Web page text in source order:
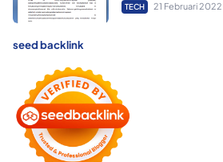
TECH 21 Februari 2022
seed backlink